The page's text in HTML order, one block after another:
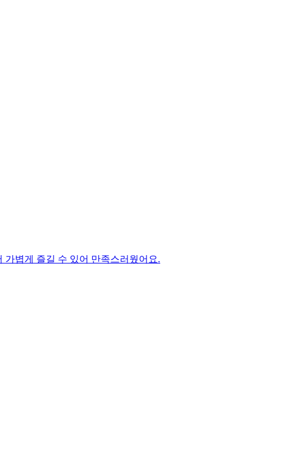
볍게 즐길 수 있어 만족스러웠어요.